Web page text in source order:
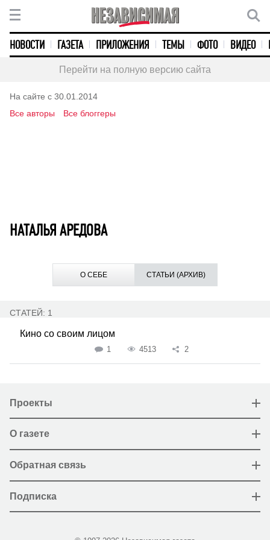
НОВОСТИ ГАЗЕТА ПРИЛОЖЕНИЯ ТЕМЫ ФОТО ВИДЕО
Перейти на полную версию сайта
На сайте с 30.01.2014
Все авторы
Все блоггеры
НАТАЛЬЯ АРЕДОВА
О СЕБЕ СТАТЬИ (АРХИВ)
СТАТЕЙ: 1
Кино со своим лицом
1 4513 2
Проекты
О газете
Обратная связь
Подписка